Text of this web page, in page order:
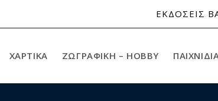
ΕΚΔΟΣΕΙΣ
ΧΑΡΤΙΚΆ ΖΩΓΡΑΦΙΚΉ – HOBBY